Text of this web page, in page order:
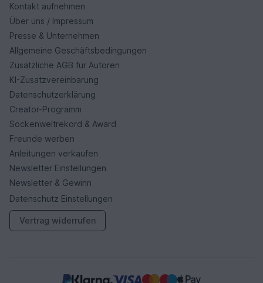
Kontakt aufnehmen
Über uns / Impressum
Presse & Unternehmen
Allgemeine Geschäftsbedingungen
Zusätzliche AGB für Autoren
KI-Zusatzvereinbarung
Datenschutzerklärung
Creator-Programm
Sockenweltrekord & Award
Freunde werben
Anleitungen verkaufen
Newsletter Einstellungen
Newsletter & Gewinn
Datenschutz Einstellungen
Vertrag widerrufen